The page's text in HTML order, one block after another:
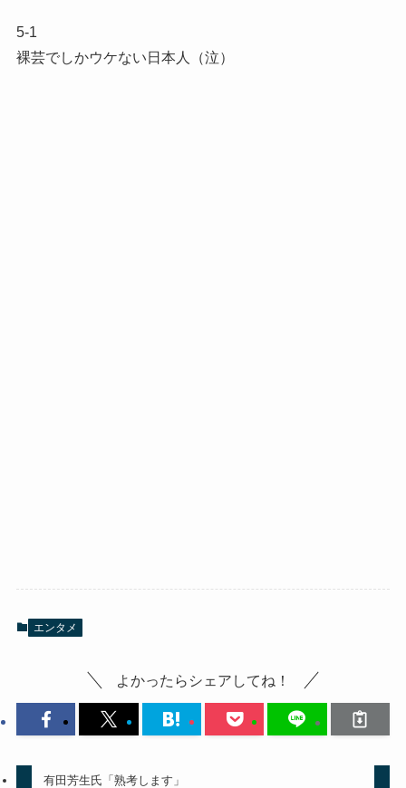
5-1
裸芸でしかウケない日本人（泣）
エンタメ
よかったらシェアしてね！
有田芳生氏「熟考します」